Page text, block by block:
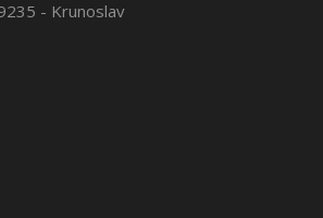
- Krunoslav